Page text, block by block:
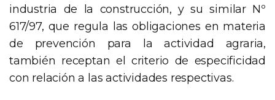
industria de la construcción, y su similar Nº
617/97, que regula las obligaciones en materia
de prevención para la actividad agraria,
también receptan el criterio de especificidad
con relación a las actividades respectivas.